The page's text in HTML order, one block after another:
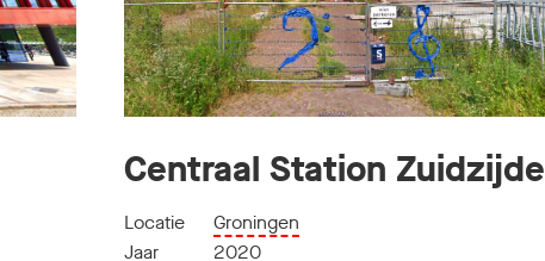
Centraal Station Zuidzijde
Locatie
Groningen
Jaar
2020